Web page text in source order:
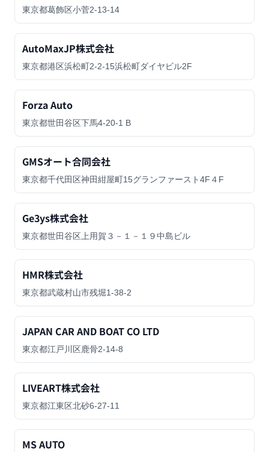
東京都葛飾区小菅2-13-14
AutoMaxJP株式会社
東京都港区浜松町2-2-15浜松町ダイヤビル2F
Forza Auto
東京都世田谷区下馬4-20-1 B
GMSオート合同会社
東京都千代田区神田紺屋町15グランファースト4F４F
Ge3ys株式会社
東京都世田谷区上用賀３－１－１９中島ビル
HMR株式会社
東京都武蔵村山市残堀1-38-2
JAPAN CAR AND BOAT CO LTD
東京都江戸川区鹿骨2-14-8
LIVEART株式会社
東京都江東区北砂6-27-11
MS AUTO